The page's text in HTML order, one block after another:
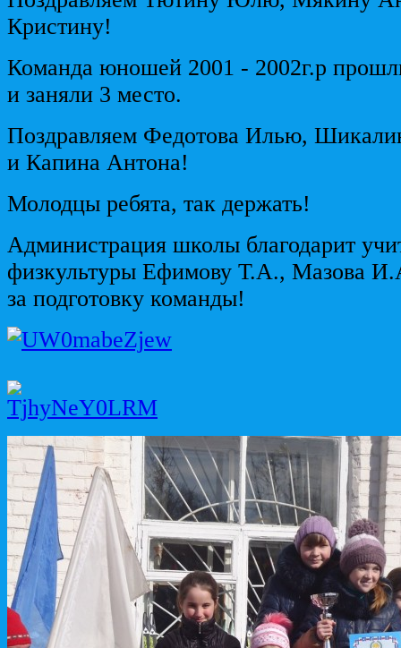
Кристину!
Команда юношей 2001 - 2002г.р
и заняли 3 место.
Поздравляем Федотова Илью,
и Капина Антона!
Молодцы ребята, так держать!
Администрация школы благодарит
физкультуры Ефимову Т.А., Мазова
за подготовку команды!